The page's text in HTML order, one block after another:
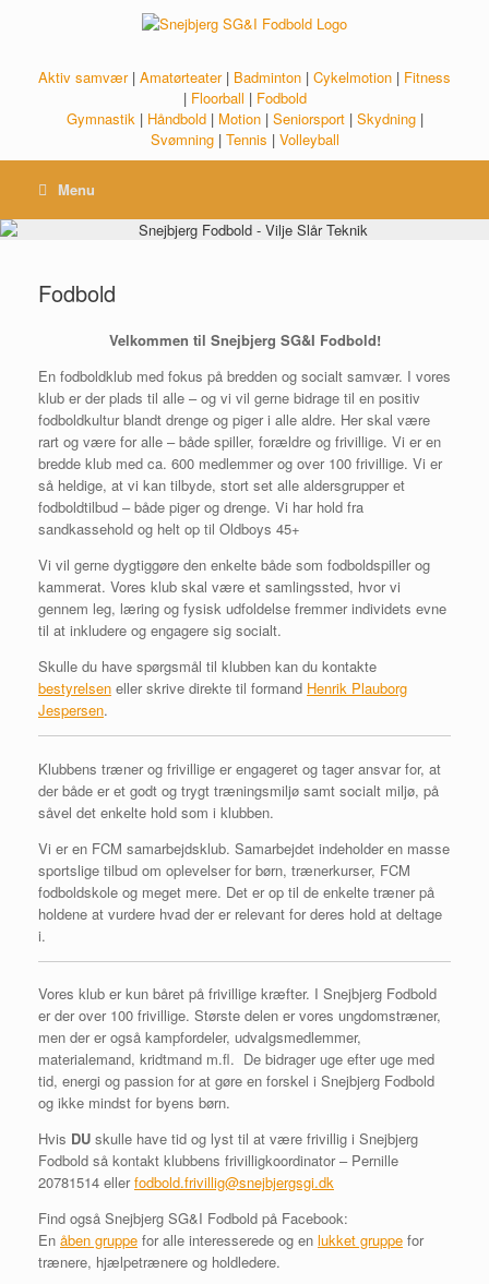
Aktiv samvær| Amatørteater| Badminton | Cykelmotion | Fitness
| Floorball | Fodbold
Gymnastik| Håndbold| Motion| Seniorsport| Skydning|
Svømning| Tennis | Volleyball
Menu
Fodbold
Velkommen til Snejbjerg SG&I Fodbold!
En fodboldklub med fokus på bredden og socialt samvær. I vores
klub er der plads til alle – og vi vil gerne bidrage til en positiv
fodboldkultur blandt drenge og piger i alle aldre. Her skal være
rart og være for alle – både spiller, forældre og frivillige. Vi er en
bredde klub med ca. 600 medlemmer og over 100 frivillige. Vi er
så heldige, at vi kan tilbyde, stort set alle aldersgrupper et
fodboldtilbud – både piger og drenge. Vi har hold fra
sandkassehold og helt op til Oldboys 45+
Vi vil gerne dygtiggøre den enkelte både som fodboldspiller og
kammerat. Vores klub skal være et samlingssted, hvor vi
gennem leg, læring og fysisk udfoldelse fremmer individets evne
til at inkludere og engagere sig socialt.
Skulle du have spørgsmål til klubben kan du kontakte
bestyrelsen eller skrive direkte til formand Henrik Plauborg
Jespersen.
Klubbens træner og frivillige er engageret og tager ansvar for, at
der både er et godt og trygt træningsmiljø samt socialt miljø, på
såvel det enkelte hold som i klubben.
Vi er en FCM samarbejdsklub. Samarbejdet indeholder en masse
sportslige tilbud om oplevelser for børn, trænerkurser, FCM
fodboldskole og meget mere. Det er op til de enkelte træner på
holdene at vurdere hvad der er relevant for deres hold at deltage
i.
Vores klub er kun båret på frivillige kræfter. I Snejbjerg Fodbold
er der over 100 frivillige. Største delen er vores ungdomstræner,
men der er også kampfordeler, udvalgsmedlemmer,
materialemand, kridtmand m.fl. De bidrager uge efter uge med
tid, energi og passion for at gøre en forskel i Snejbjerg Fodbold
og ikke mindst for byens børn.
Hvis DU skulle have tid og lyst til at være frivillig i Snejbjerg
Fodbold så kontakt klubbens frivilligkoordinator – Pernille
20781514 ellerfodbold.frivillig@snejbjergsgi.dk
Find også Snejbjerg SG&I Fodbold på Facebook:
En åben gruppe for alle interesserede og en lukket gruppe for
trænere, hjælpetrænere og holdledere.